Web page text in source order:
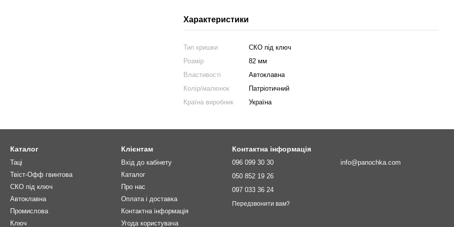
Характеристики
Тип кришки
СКО під ключ
Розмір
82 мм
Властивості
Автоклавна
Колір/малюнок
Патріотичний
Країна виробник
Україна
Каталог
Таці
Твіст-Офф гвинтова
СКО під ключ
Автоклавна
Промислова
Ключ
Клієнтам
Вхід до кабінету
Каталог
Про нас
Оплата і доставка
Контактна інформація
Угода користувача
Контактна інформація
096 099 30 30
050 852 19 26
097 033 36 24
Передзвонити вам?
info@panochka.com